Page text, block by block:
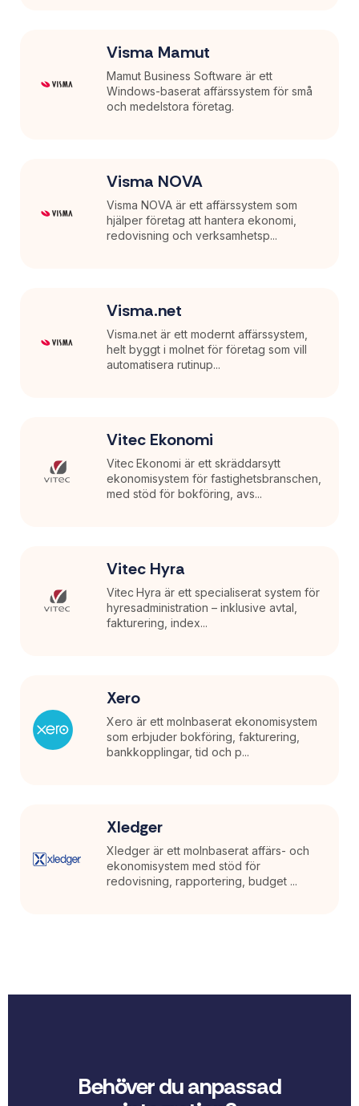
Visma Mamut
Mamut Business Software är ett
Windows-baserat affärssystem för små
och medelstora företag.
Visma NOVA
Visma NOVA är ett affärssystem som
hjälper företag att hantera ekonomi,
redovisning och verksamhetsp...
Visma.net
Visma.net är ett modernt affärssystem,
helt byggt i molnet för företag som vill
automatisera rutinup...
Vitec Ekonomi
Vitec Ekonomi är ett skräddarsytt
ekonomisystem för fastighetsbranschen,
med stöd för bokföring, avs...
Vitec Hyra
Vitec Hyra är ett specialiserat system för
hyresadministration – inklusive avtal,
fakturering, index...
Xero
Xero är ett molnbaserat ekonomisystem
som erbjuder bokföring, fakturering,
bankkopplingar, tid och p...
Xledger
Xledger är ett molnbaserat affärs- och
ekonomisystem med stöd för
redovisning, rapportering, budget ...
Behöver du anpassad